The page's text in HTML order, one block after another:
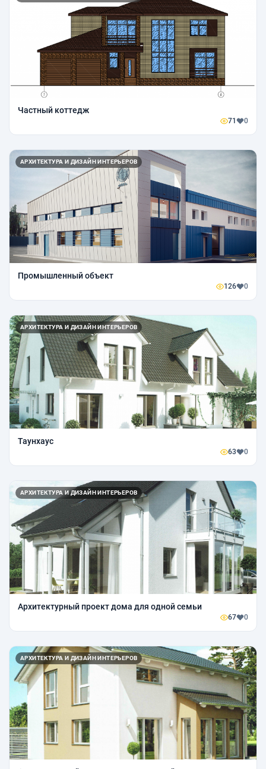
Частный коттедж
71 0
АРХИТЕКТУРА И ДИЗАЙН ИНТЕРЬЕРОВ
Промышленный объект
126 0
АРХИТЕКТУРА И ДИЗАЙН ИНТЕРЬЕРОВ
Таунхаус
63 0
АРХИТЕКТУРА И ДИЗАЙН ИНТЕРЬЕРОВ
Архитектурный проект дома для одной семьи
67 0
АРХИТЕКТУРА И ДИЗАЙН ИНТЕРЬЕРОВ